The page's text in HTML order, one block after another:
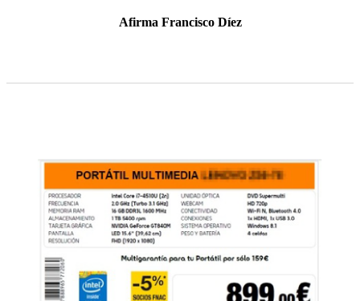
Afirma Francisco Díez